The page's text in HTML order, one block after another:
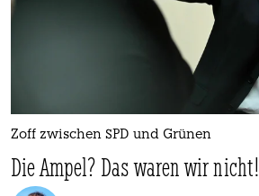
Zoff zwischen SPD und Grünen
Die Ampel? Das waren wir nicht!